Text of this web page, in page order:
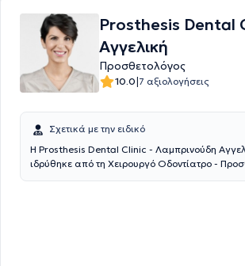
Prosthesis Dental
Αγγελική
Προσθετολόγος
10.0|7 αξιολογήσεις
Σχετικά με την ειδικό
Η Prosthesis Dental Clinic - Λαμπρινούδη
ιδρύθηκε από τη Χειρουργό Οδοντίατρο -